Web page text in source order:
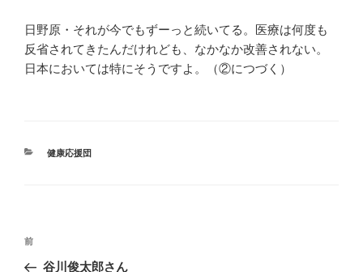
日野原・それが今でもずーっと続いてる。医療は何度も
反省されてきたんだけれども、なかなか改善されない。
日本においては特にそうですよ。（②につづく）
カ
健康応援団
投
前
の
前
谷川俊太郎さん